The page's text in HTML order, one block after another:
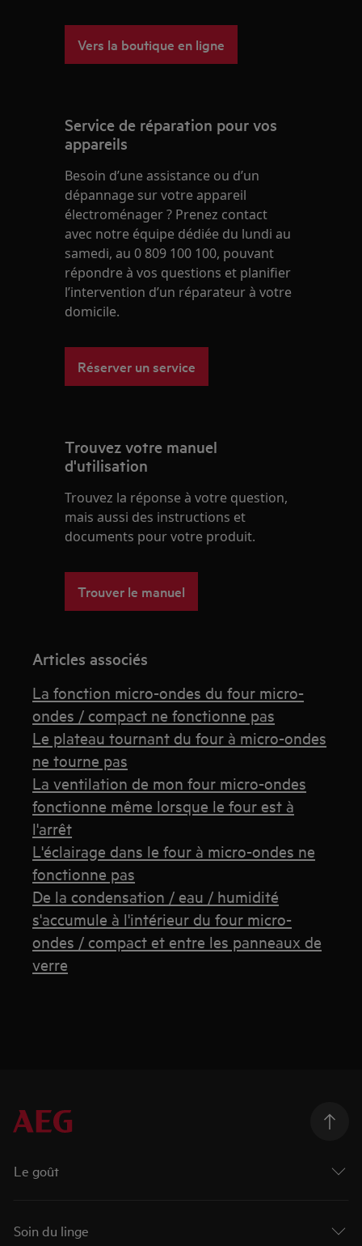
Vers la boutique en ligne
Service de réparation pour vos
appareils
Besoin d’une assistance ou d’un
dépannage sur votre appareil
électroménager ? Prenez contact
avec notre équipe dédiée du lundi au
samedi, au 0 809 100 100, pouvant
répondre à vos questions et planifier
l’intervention d’un réparateur à votre
domicile.
Réserver un service
Trouvez votre manuel
d'utilisation
Trouvez la réponse à votre question,
mais aussi des instructions et
documents pour votre produit.
Trouver le manuel
Articles associés
La fonction micro-ondes du four micro-
ondes / compact ne fonctionne pas
Le plateau tournant du four à micro-ondes
ne tourne pas
La ventilation de mon four micro-ondes
fonctionne même lorsque le four est à
l'arrêt
L'éclairage dans le four à micro-ondes ne
fonctionne pas
De la condensation / eau / humidité
s'accumule à l'intérieur du four micro-
ondes / compact et entre les panneaux de
verre
Le goût
Soin du linge